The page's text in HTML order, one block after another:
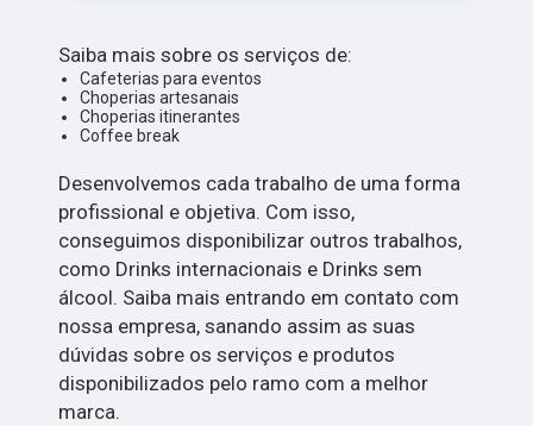
Saiba mais sobre os serviços de:
Cafeterias para eventos
Choperias artesanais
Choperias itinerantes
Coffee break
Desenvolvemos cada trabalho de uma forma
profissional e objetiva. Com isso,
conseguimos disponibilizar outros trabalhos,
como Drinks internacionais e Drinks sem
álcool. Saiba mais entrando em contato com
nossa empresa, sanando assim as suas
dúvidas sobre os serviços e produtos
disponibilizados pelo ramo com a melhor
marca.